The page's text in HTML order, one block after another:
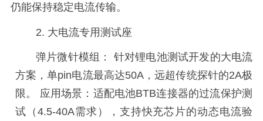
仍能保持稳定电流传输。
2. 大电流专用测试座
弹片微针模组：
针对锂电池测试开发的大电流
方案，单pin电流最高达50A，远超传统探针的2A极
限。 应用场景：适配电池BTB连接器的过流保护测
试（4.5-40A需求），支持快充芯片的动态电流验